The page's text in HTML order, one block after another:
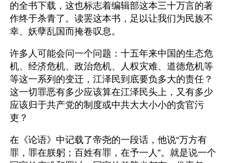
的全书下载，这也标志着编辑部这本三十万言的著
作终于杀青了。读罢这本书，足以让我们为民族不
幸、妖孽乱国而掩卷叹息。
许多人可能会问一个问题：十五年来中国的生态危
机、经济危机、政治危机、人权灾难、道德危机等
等这一系列的变迁，江泽民到底要负多大的责任？
这一切罪恶有多少应该算在江泽民头上，又有多少
应该归于共产党的制度或中共大大小小的贪官污
吏？
在《论语》中记载了帝尧的一段话，他说“万方有
罪，罪在朕躬；百姓有罪，在予一人”。就是说一个